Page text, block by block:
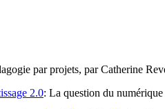
par projets, par Catherine
2.0: La question du